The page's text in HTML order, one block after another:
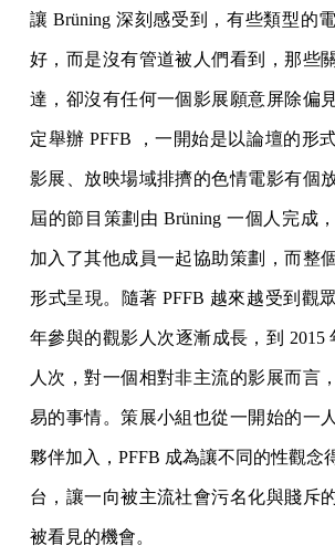
讓 Brüning 深刻感受到，有些類型的
好，而是沒有管道被人們看到，那些
達，卻沒有任何一個影展願意屏除偏
定舉辦 PFFB ，一開始是以論壇的形
影展、放映場域排擠的色情電影有個
屆的節目策劃由 Brüning 一個人完成
加入了其他成員一起協助策劃，而整
形式呈現。隨著 PFFB 越來越受到觀
年參與的觀影人次逐漸成長，到 2015
人次，對一個相對非主流的影展而言
易的事情。策展小組也從一開始的一
夥伴加入，PFFB 成為讓不同的性觀念
台，讓一向被主流社會污名化與賤斥
被看見的機會。